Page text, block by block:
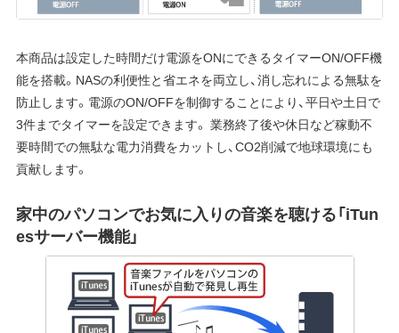
本商品は設定した時間だけ電源をONにできるタイマーON/OFF機
能を搭載。NASの利便性と省エネを両立し、消し忘れによる無駄を
防止します。電源のON/OFFを制御することにより、平日や土日で
3件までタイマーを設定できます。 業務終了後や休日など稼動不
要時間での無駄な電力消費をカットし、CO2削減で地球環境にも
貢献します。
家中のパソコンでお気に入りの音楽を聴ける「iTun
esサーバー機能」